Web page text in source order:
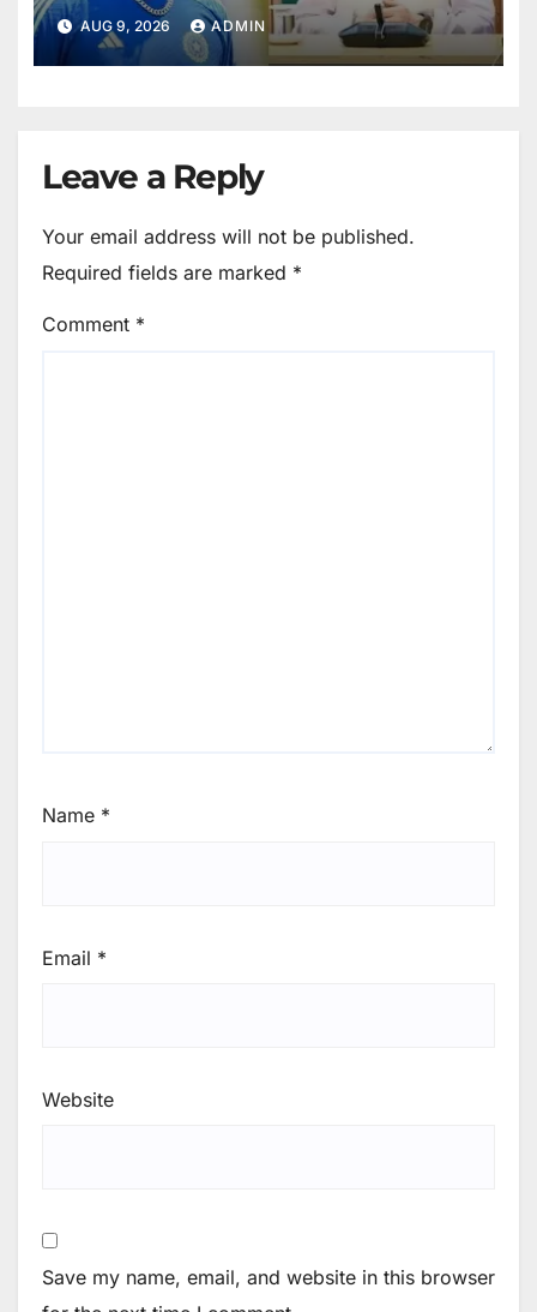
प्लीज मेरी मदद करें।
AUG 9, 2026 ADMIN
Leave a Reply
Your email address will not be published.
Required fields are marked *
Comment *
Name *
Email *
Website
Save my name, email, and website in this browser